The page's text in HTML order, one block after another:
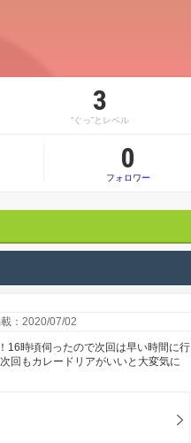
3
“ぐっ”とレベル
0
フォロワー
：2020/07/02
16時頃伺ったので次回は早い時間に行
回もカレードリアがいいと大変気に